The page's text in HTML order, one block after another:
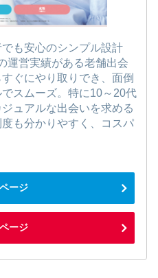
も安心のシンプル設計
運営実績がある老舗出会
ぐにやり取りでき、面倒
スムーズ。特に10～20代
ュアルな出会いを求める
も分かりやすく、コスパ
ージ
ージ